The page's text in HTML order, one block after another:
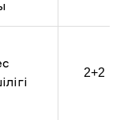
2+2